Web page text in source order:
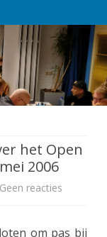
het Open
2006
Geen reacties
om pas bij